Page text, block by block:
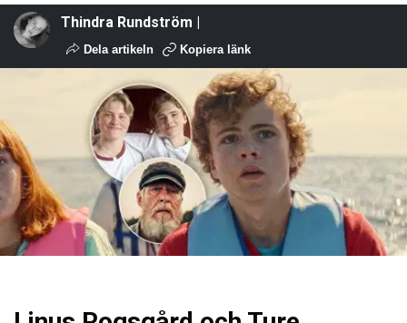
Thindra Rundström |
Dela artikeln Kopiera länk